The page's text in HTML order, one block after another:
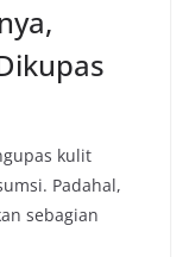
kulit
Padahal,
sebagian